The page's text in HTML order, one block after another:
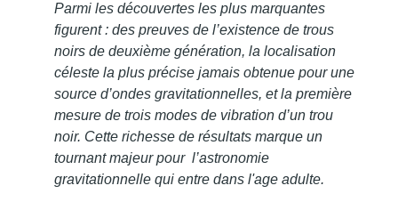
Parmi les découvertes les plus marquantes
figurent : des preuves de l’existence de trous
noirs de deuxième génération, la localisation
céleste la plus précise jamais obtenue pour une
source d’ondes gravitationnelles, et la première
mesure de trois modes de vibration d’un trou
noir. Cette richesse de résultats marque un
tournant majeur pour l’astronomie
gravitationnelle qui entre dans l'age adulte.